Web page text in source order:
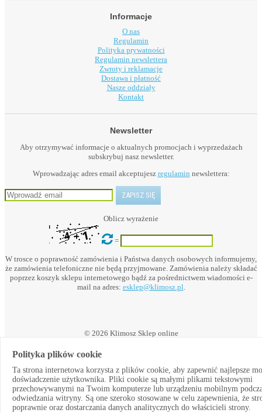
Informacje
O nas
Regulamin
Polityka prywatności
Regulamin newslettera
Zwroty i reklamacje
Dostawa i płatność
Nasze oddziały
Kontakt
Newsletter
Aby otrzymywać informacje o aktualnych promocjach i wyprzedażach
subskrybuj nasz newsletter.
Wprowadzając adres email akceptujesz regulamin newslettera:
Oblicz wyrażenie
=
W trosce o poprawność zamówienia i Państwa danych osobowych informujemy,
że zamówienia telefoniczne nie będą przyjmowane. Zamówienia należy składać
poprzez koszyk sklepu internetowego bądź za pośrednictwem wiadomości e-
mail na adres: esklep@klimosz.pl
© 2026 Klimosz Sklep online
Powered by:
Polityka plików cookie
Ta strona internetowa korzysta z plików cookie, aby zapewnić najlepsze
doświadczenie użytkownika. Pliki cookie są małymi plikami tekstowymi
przechowywanymi na Twoim komputerze lub urządzeniu mobilnym
odwiedzania witryny. Są one szeroko stosowane w celu zapewnienia, że
poprawnie oraz dostarczania danych analitycznych do właścicieli strony.
×